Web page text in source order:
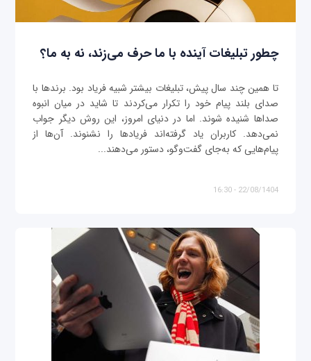
چطور تبلیغات آینده با ما حرف می‌زند، نه به ما؟
تا همین چند سال پیش، تبلیغات بیشتر شبیه فریاد بود. برندها با
صدای بلند پیام خود را تکرار می‌کردند تا شاید در میان انبوه
صداها شنیده شوند. اما در دنیای امروز، این روش دیگر جواب
نمی‌دهد. کاربران یاد گرفته‌اند فریادها را نشنوند. آن‌ها از
پیام‌هایی که به‌جای گفت‌وگو، دستور می‌دهند...
22/08/1404 - 16:30